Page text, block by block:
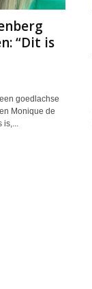
“Dit is
goedlachse
Monique de
is,...